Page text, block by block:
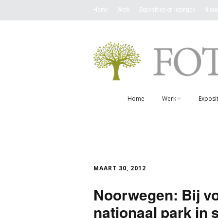
Home Werk Exposities en lezingen
Home Werk
MAART 30, 2012
Noorwegen: Bij
nationaal park in